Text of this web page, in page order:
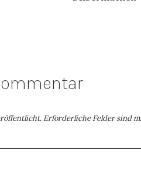
Erforderliche Felder sind